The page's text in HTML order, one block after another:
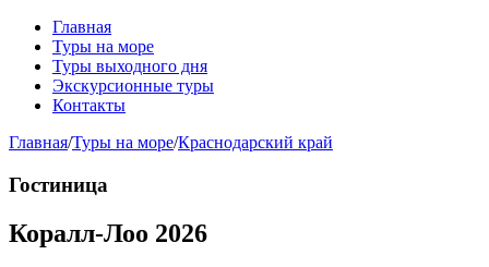
Главная
Туры на море
Туры выходного дня
Экскурсионные туры
Контакты
Главная/Туры на море/Краснодарский край
Гостиница
Коралл-Лоо 2026